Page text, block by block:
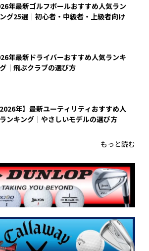
年最新ゴルフボールおすすめ人気ラン
グ25選｜初心者・中級者・上級者向け
年最新ドライバーおすすめ人気ランキ
｜飛ぶクラブの選び方
2026年】最新ユーティリティおすすめ人
ンキング｜やさしいモデルの選び方
もっと読む